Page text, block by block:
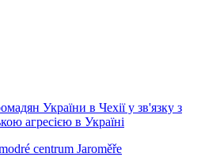
України в Чехії у зв'язку з
агресією в Україні
centrum Jaroměře